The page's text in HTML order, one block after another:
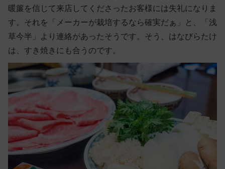
暖簾を信じて来店してくださったお客様には失礼になりま
す。それを「メーカーが栽培するなら確実だぁ」と、「浅
草今半」より連絡があったそうです。そう、はなびらたけ
は、すき焼きにも合うのです。